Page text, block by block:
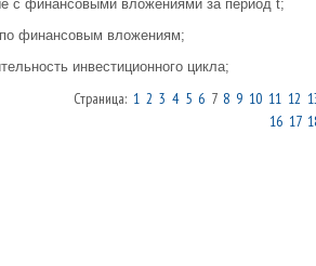
с финансовыми вложениями за период t;
по финансовым вложениям;
инвестиционного цикла;
Страница: 1 2 3 4 5 6 7 8 9 10 11 12
16 17